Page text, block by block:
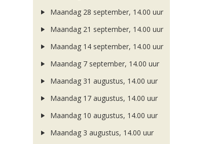
Maandag 28 september, 14.00 uur
Maandag 21 september, 14.00 uur
Maandag 14 september, 14.00 uur
Maandag 7 september, 14.00 uur
Maandag 31 augustus, 14.00 uur
Maandag 17 augustus, 14.00 uur
Maandag 10 augustus, 14.00 uur
Maandag 3 augustus, 14.00 uur